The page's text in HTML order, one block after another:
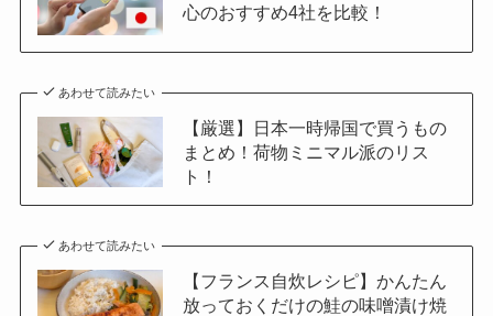
心のおすすめ4社を比較！
あわせて読みたい
【厳選】日本一時帰国で買うもの
まとめ！荷物ミニマル派のリス
ト！
あわせて読みたい
【フランス自炊レシピ】かんたん
放っておくだけの鮭の味噌漬け焼